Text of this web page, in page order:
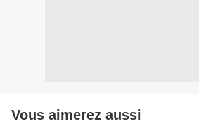
Vous aimerez aussi